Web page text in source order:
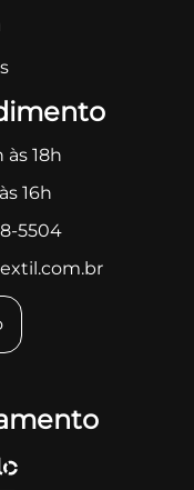
18h
16h
5504